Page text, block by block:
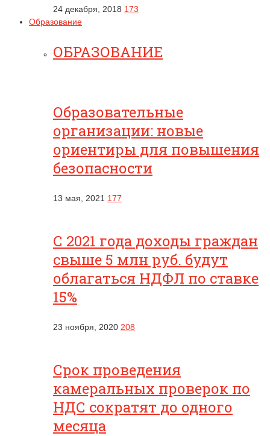
24 декабря, 2018 173
Образование
ОБРАЗОВАНИЕ
Образовательные
организации: новые
ориентиры для повышения
безопасности
13 мая, 2021 177
С 2021 года доходы граждан
свыше 5 млн руб. будут
облагаться НДФЛ по ставке
15%
23 ноября, 2020 208
Срок проведения
камеральных проверок по
НДС сократят до одного
месяца